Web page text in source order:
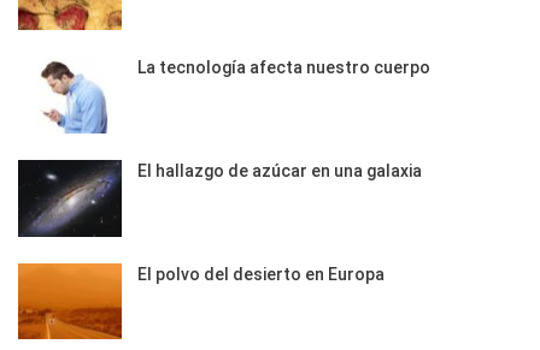
La tecnología afecta nuestro cuerpo
El hallazgo de azúcar en una galaxia
El polvo del desierto en Europa